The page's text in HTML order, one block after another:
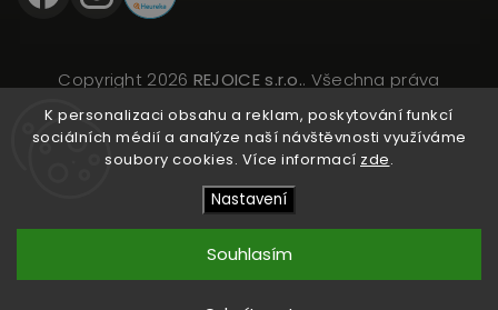
K personalizaci obsahu a reklam, poskytování funkcí
sociálních médií a analýze naší návštěvnosti využíváme
soubory cookies. Více informací zde.
Nastavení
Souhlasím
Copyright 2026 REJOICE s.r.o.. Všechna práva
vyhrazena.
Upravit nastavení cookies
VytvořilShoptet| DesignShoptak.cz